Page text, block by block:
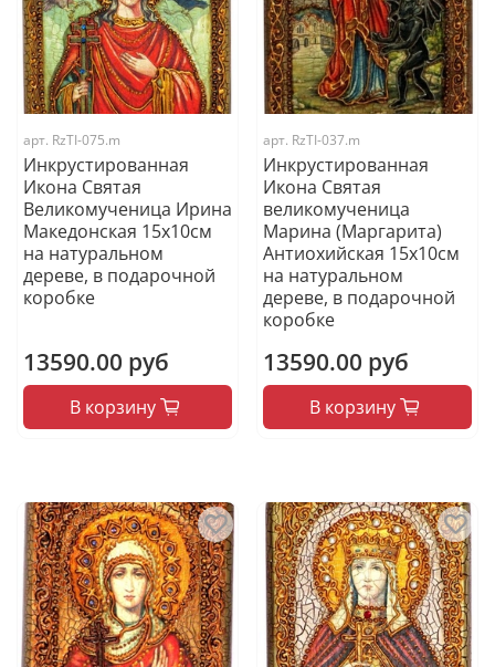
арт. RzTI-075.m
Инкрустированная
Икона Святая
Великомученица Ирина
Македонская 15х10см
на натуральном
дереве, в подарочной
коробке
13590.00 руб
В корзину
арт. RzTI-037.m
Инкрустированная
Икона Святая
великомученица
Марина (Маргарита)
Антиохийская 15х10см
на натуральном
дереве, в подарочной
коробке
13590.00 руб
В корзину